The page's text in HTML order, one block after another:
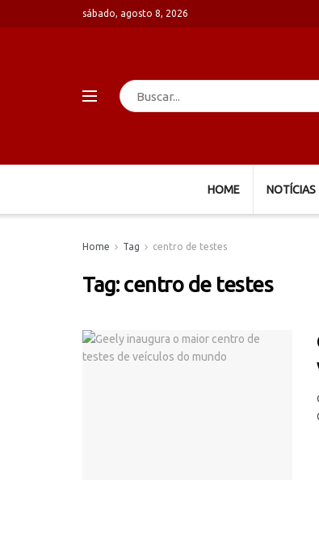
sábado, agosto 8, 2026
HOME NOTÍCIAS
Home Tag centro de testes
Tag: centro de testes